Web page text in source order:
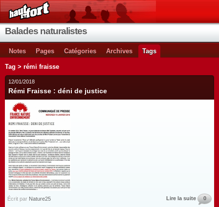
Balades naturalistes
Notes Pages Catégories Archives Tags
Tag > rémi fraisse
12/01/2018
Rémi Fraisse : déni de justice
Écrit par Nature25 Lire la suite 0